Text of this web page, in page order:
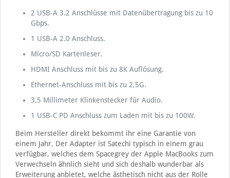
2 USB-A 3.2 Anschlüsse mit Datenübertragung bis zu 10
Gbps.
1 USB-A 2.0 Anschluss.
Micro/SD Kartenleser.
HDMI Anschluss mit bis zu 8K Auflösung.
Ethernet-Anschluss mit bis zu 2,5G.
3,5 Millimeter Klinkenstecker für Audio.
1 USB-C PD Anschluss zum Laden mit bis zu 100W.
Beim Hersteller direkt bekommt ihr eine Garantie von
einem Jahr. Der Adapter ist Satechi typisch in einem grau
verfügbar, welches dem Spacegrey der Apple MacBooks zum
Verwechseln ähnlich sieht und sich deshalb wunderbar als
Erweiterung anbietet, welche ästhetisch nicht aus der Rolle